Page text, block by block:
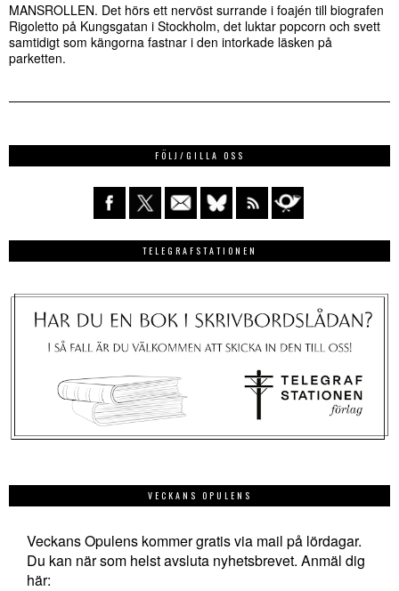
MANSROLLEN. Det hörs ett nervöst surrande i foajén till biografen
Rigoletto på Kungsgatan i Stockholm, det luktar popcorn och svett
samtidigt som kängorna fastnar i den intorkade läsken på
parketten.
FÖLJ/GILLA OSS
TELEGRAFSTATIONEN
VECKANS OPULENS
Veckans Opulens kommer gratis via mail på lördagar.
Du kan när som helst avsluta nyhetsbrevet. Anmäl dig
här: